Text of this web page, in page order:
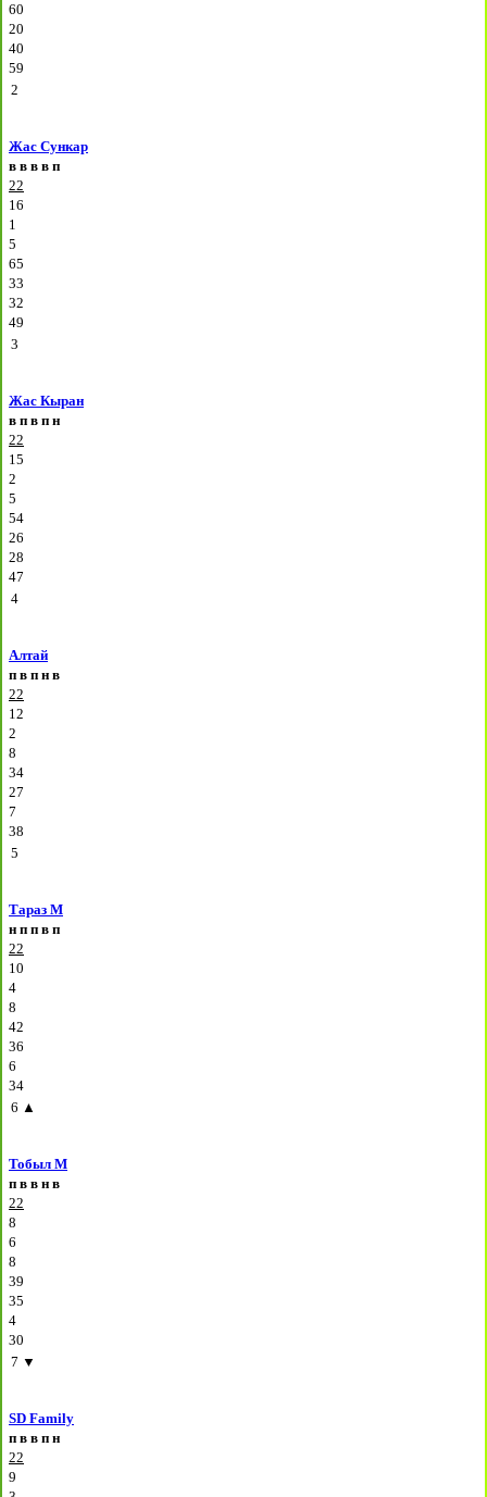
60
20
40
59
2
Жас Сункар
в в в в п
22
16
1
5
65
33
32
49
3
Жас Кыран
в п в п н
22
15
2
5
54
26
28
47
4
Алтай
п в п н в
22
12
2
8
34
27
7
38
5
Тараз М
н п п в п
22
10
4
8
42
36
6
34
6 ▲
Тобыл М
п в в н в
22
8
6
8
39
35
4
30
7 ▼
SD Family
п в в п н
22
9